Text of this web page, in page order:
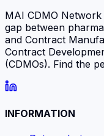
MAI CDMO
gap between
and Contract
Contract
(CDMOs). Find the
INFORMATION